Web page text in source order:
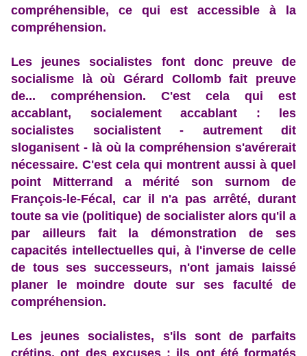
compréhensible, ce qui est accessible à la
compréhension.
Les jeunes socialistes font donc preuve de
socialisme là où Gérard Collomb fait preuve
de... compréhension. C'est cela qui est
accablant, socialement accablant : les
socialistes socialistent - autrement dit
sloganisent - là où la compréhension s'avérerait
nécessaire. C'est cela qui montrent aussi à quel
point Mitterrand a mérité son surnom de
François-le-Fécal, car il n'a pas arrêté, durant
toute sa vie (politique) de socialister alors qu'il a
par ailleurs fait la démonstration de ses
capacités intellectuelles qui, à l'inverse de celle
de tous ses successeurs, n'ont jamais laissé
planer le moindre doute sur ses faculté de
compréhension.
Les jeunes socialistes, s'ils sont de parfaits